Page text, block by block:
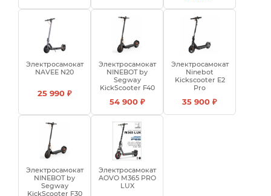
Электросамокат
NAVEE N20
25 990 ₽
Электросамокат
NINEBOT by
Segway
KickScooter F40
54 900 ₽
Электросамокат
Ninebot
Kickscooter E2
Pro
35 900 ₽
Электросамокат
NINEBOT by
Segway
KickScooter F30
Электросамокат
AOVO M365 PRO
LUX